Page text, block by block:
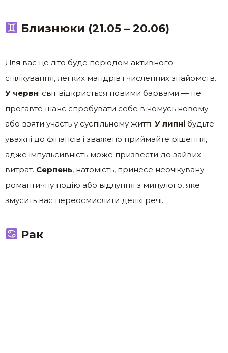
Близнюки (21.05 – 20.06)
Для вас це літо буде періодом активного
спілкування, легких мандрів і численних знайомств.
У червні світ відкриється новими барвами — не
проґавте шанс спробувати себе в чомусь новому
або взяти участь у суспільному житті. У липні будьте
уважні до фінансів і зважено приймайте рішення,
адже імпульсивність може призвести до зайвих
витрат. Серпень, натомість, принесе неочікувану
романтичну подію або відлуння з минулого, яке
змусить вас переосмислити деякі речі.
Рак